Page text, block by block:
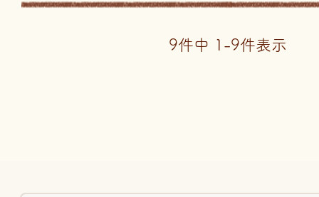
9件中 1 -9件表示